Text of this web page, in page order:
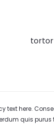
tortor
text here.
quis